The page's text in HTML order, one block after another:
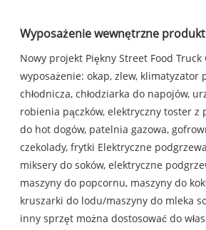
Wyposażenie wewnętrzne
Nowy projekt Piękny Street Food
wyposażenie: okap, zlew, klimatyzator
chłodnicza, chłodziarka do napojów,
robienia pączków, elektryczny toster z
do hot dogów, patelnia gazowa,
czekolady, frytki Elektryczne
miksery do soków, elektryczne
maszyny do popcornu, maszyny do
kruszarki do lodu/maszyny do mleka
inny sprzęt można dostosować do